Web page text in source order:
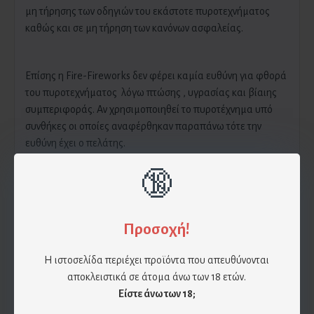
🔞
Προσοχή!
Η ιστοσελίδα περιέχει προϊόντα που απευθύνονται
αποκλειστικά σε άτομα άνω των 18 ετών.
Είστε άνω των 18;
μη τήρησης των οδηγιών του εκάστοτε πυροτεχνήματος
καθώς και σε μη τήρηση των κανόνων ασφαλείας.
Επίσης η Fire-Fireworks δεν φέρει καμία ευθύνη για φθορά
του πυροτεχνήματος λόγω πτώσης , υγρασίας και βίαιης
συμπεριφοράς. Αν χρησιμοποιηθεί το πυροτέχνημα υπό
συνθήκες οι οποίες αναφέρθηκαν παραπάνω τότε την
ευθύνη έχει ο πελάτης.
Για αποφυγή δυσάρεστων περιστατικών, παρακαλούμε
αναγράφονται στο εκάστοτε πυροτέχνημα , παρόλα αυτά
Προειδοποιήσεις ασφαλείας: